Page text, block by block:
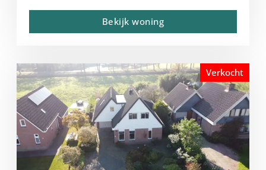
Bekijk woning
Verkocht